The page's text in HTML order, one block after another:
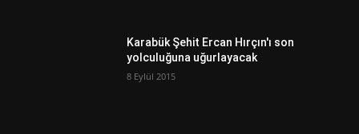
Karabük Şehit Ercan Hırçın'ı son
yolculuğuna uğurlayacak
8 Eylül 2015